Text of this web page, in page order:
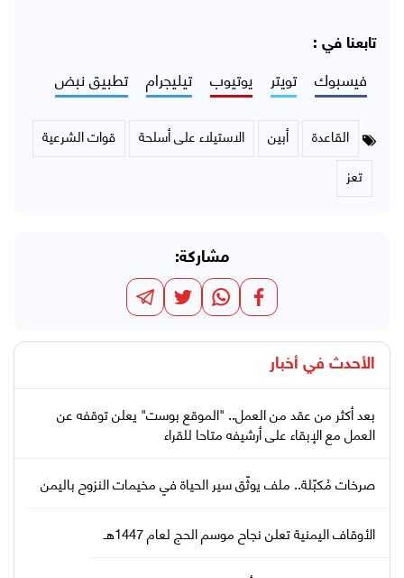
تابعنا في :
فيسبوك تويتر يوتيوب تيليجرام تطبيق نبض
القاعدة أبين الاستيلاء على أسلحة
قوات الشرعية
تعز
مشاركة:
الأحدث في أخبار
بعد أكثر من عقد من العمل.. "الموقع بوست" يعلن توقفه عن
العمل مع الإبقاء على أرشيفه متاحا للقراء
صرخات مُكبّلة.. ملف يوثّق سير الحياة في مخيمات النزوح باليمن
الأوقاف اليمنية تعلن نجاح موسم الحج لعام 1447هـ